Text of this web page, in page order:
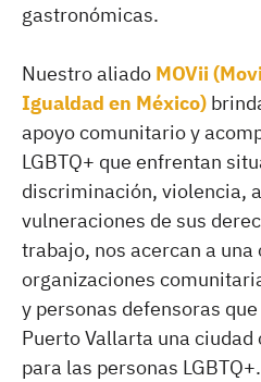
gastronómicas.
Nuestro aliado MOVii
Igualdad en México)
apoyo comunitario y
LGBTQ+ que enfrentan
discriminación, violencia,
vulneraciones de sus
trabajo, nos acercan a una
organizaciones
y personas defensoras
Puerto Vallarta una
para las personas LGBTQ+.